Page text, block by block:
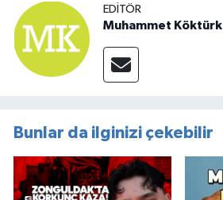
EDITÖR
Muhammet Köktürk
Bunlar da ilginizi çekebilir